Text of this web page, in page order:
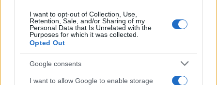
I want to opt-out of Collection, Use,
Retention, Sale, and/or Sharing of my
Personal Data that Is Unrelated with the
Purposes for which it was collected.
Opted Out
Google consents
I want to allow Google to enable storage
ΕΛΛΑΔΑ
Προφυλακιστέος ο 26χρονος Αφγανός που
κατηγορείται για τον φόνο της 38χρονης
Βρετανίδας στην Κυψέλη